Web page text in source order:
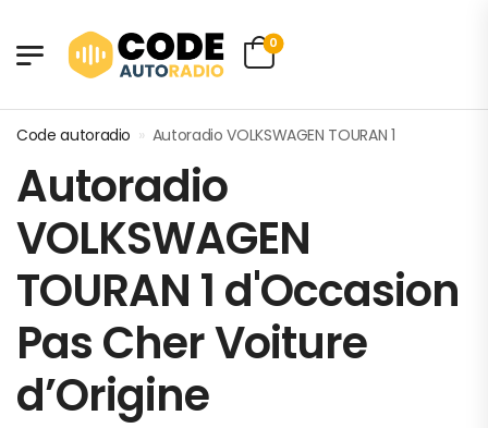
0
Code autoradio » Autoradio VOLKSWAGEN TOURAN 1
Autoradio
VOLKSWAGEN
TOURAN 1 d'Occasion
Pas Cher Voiture
d’Origine